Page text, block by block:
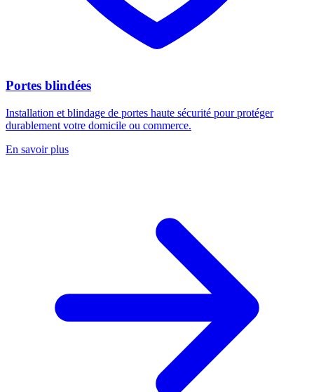
Portes blindées
Installation et blindage de portes haute sécurité pour protéger
durablement votre domicile ou commerce.
En savoir plus